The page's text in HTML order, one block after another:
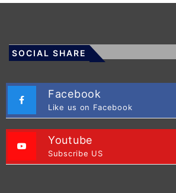
SOCIAL SHARE
Facebook
Like us on Facebook
Youtube
Subscribe US